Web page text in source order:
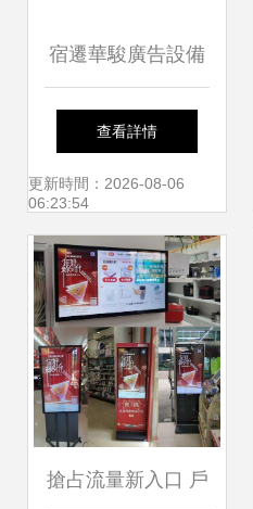
宿遷華駿廣告設備
制品廠 專業制造，
點亮品牌形象
查看詳情
更新時間：2026-08-06
06:23:54
搶占流量新入口 戶